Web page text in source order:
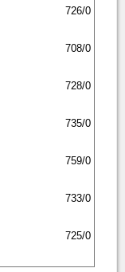
726/0
708/0
728/0
735/0
759/0
733/0
725/0